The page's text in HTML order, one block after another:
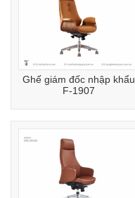
Ghế giám đốc nhập khẩu
F-1907